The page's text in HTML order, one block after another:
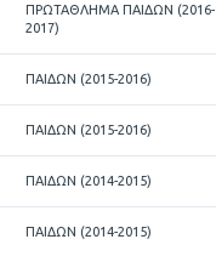
ΠΡΩΤΑΘΛΗΜΑ ΠΑΙΔΩΝ (2016-
2017)
ΠΑΙΔΩΝ (2015-2016)
ΠΑΙΔΩΝ (2015-2016)
ΠΑΙΔΩΝ (2014-2015)
ΠΑΙΔΩΝ (2014-2015)